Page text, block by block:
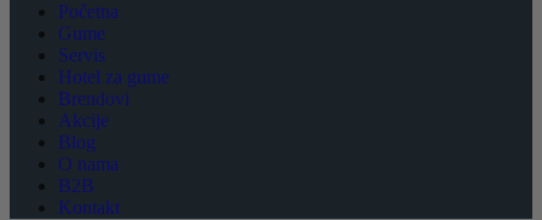
Početna
Gume
Servis
Hotel za gume
Brendovi
Akcije
Blog
O nama
B2B
Kontakt